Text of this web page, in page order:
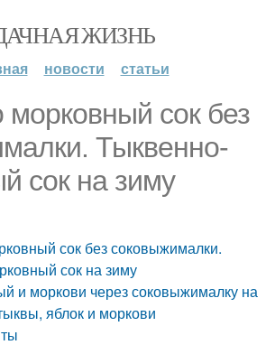
ЖИЗНЬ
новости статьи
сок без
Тыквенно-
сок на зиму
сок без соковыжималки.
сок на зиму
и моркови через соковыжималку на
яблок и моркови